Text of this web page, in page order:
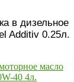
в дизельное
Additiv 0.25л.